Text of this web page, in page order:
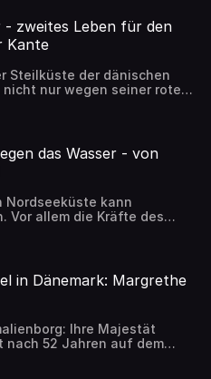
Thorbjørn vom Jyllands
und die Nordsee.
- zweites Leben für den
Kante
Steilküste der dänischen
nur wegen seiner roten
Als die letzten
ausgezogen sind, hat der
auf besondere Art und
Kante, die Stück für Stück
Winter. Wird das dem
das Wasser - von
Nordseeküste kann
Vor allem die Kräfte des
Besonders deutlich wird
kleinen Küstenstreifen der
uns, wie die Menschen
haben und wo sie gewonnen
in Dänemark: Margrethe
Ihre Majestät
nach 52 Jahren auf dem
für das Königreich -
die Hintergründe zu